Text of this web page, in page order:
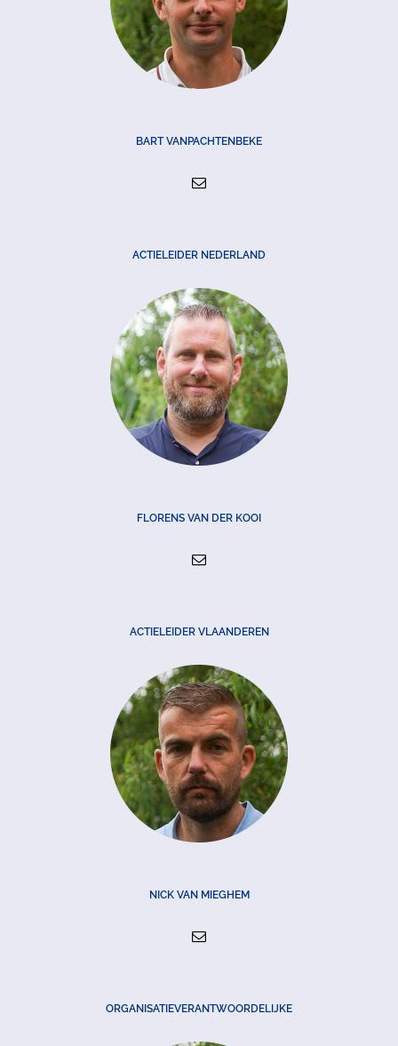
BART VANPACHTENBEKE
ACTIELEIDER NEDERLAND
FLORENS VAN DER KOOI
ACTIELEIDER VLAANDEREN
NICK VAN MIEGHEM
ORGANISATIEVERANTWOORDELIJKE